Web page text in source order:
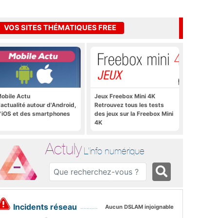
VOS SITES THÉMATIQUES FREE
Actu
autour d'Android,
et des smartphones
Jeux Freebox Mini 4K
Retrouvez tous les tests
des jeux sur la Freebox Mini
4K
Actuly L'info numérique
Incidents réseau Aucun DSLAM injoignable